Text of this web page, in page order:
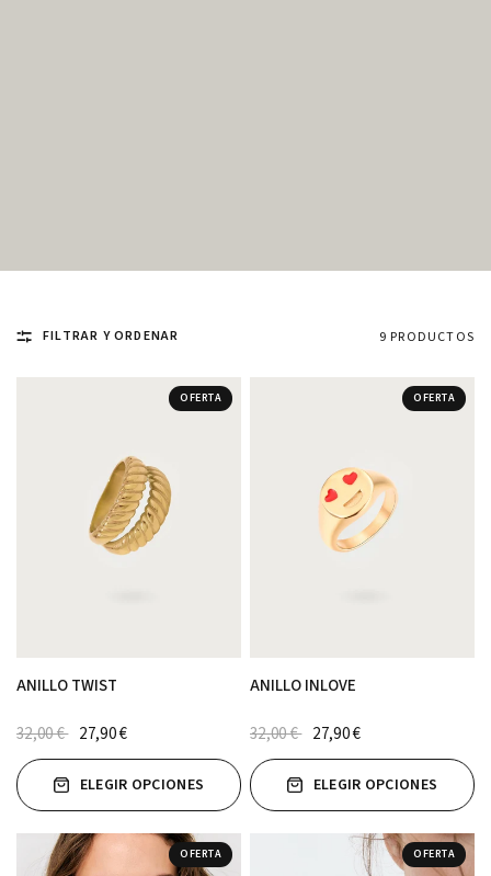
FILTRAR Y ORDENAR 9 PRODUCTOS
OFERTA
ANILLO TWIST
32,00 € 27,90 €
ELEGIR OPCIONES
OFERTA
ANILLO INLOVE
32,00 € 27,90 €
ELEGIR OPCIONES
OFERTA OFERTA